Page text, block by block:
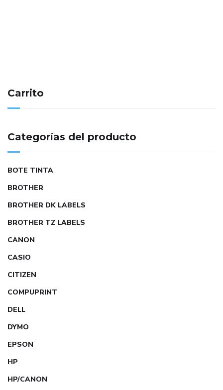
Carrito
Categorías del producto
BOTE TINTA
BROTHER
BROTHER DK LABELS
BROTHER TZ LABELS
CANON
CASIO
CITIZEN
COMPUPRINT
DELL
DYMO
EPSON
HP
HP/CANON